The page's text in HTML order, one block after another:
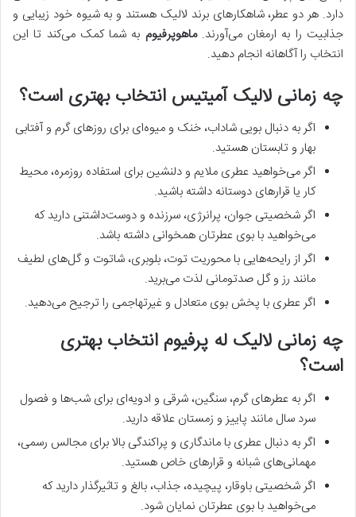
دارد. هر دو عطر، شاهکارهای برند لالیک هستند و به شیوه خود زیبایی و
جذابیت را به ارمغان می‌آورند.ماهوپرفیوم به شما کمک می‌کند تا این
انتخاب را آگاهانه انجام دهید.
چه زمانی لالیک آمیتیس انتخاب بهتری است؟
اگر به دنبال بویی شاداب، خنک و میوه‌ای برای روزهای گرم و آفتابی
بهار و تابستان هستید.
اگر می‌خواهید عطری ملایم و دلنشین برای استفاده روزمره، محیط
کار یا قرارهای دوستانه داشته باشید.
اگر شخصیتی جوان، پرانرژی، سرزنده و دوست‌داشتنی دارید که
می‌خواهید با بوی عطرتان همخوانی داشته باشد.
اگر از رایحه‌هایی با محوریت توت، بلوبری، شاتوت و گل‌های لطیف
مانند رز و گل صدتومانی لذت می‌برید.
اگر عطری با پخش بوی متعادل و غیرتهاجمی را ترجیح می‌دهید.
چه زمانی لالیک له پرفیوم انتخاب بهتری
است؟
اگر به عطرهای گرم، سنگین، شرقی و ادویه‌ای برای شب‌ها و فصول
سرد سال مانند پاییز و زمستان علاقه دارید.
اگر به دنبال عطری با ماندگاری و پراکندگی بالا برای مجالس رسمی،
مهمانی‌های شبانه و قرارهای خاص هستید.
اگر شخصیتی باوقار، پیچیده، جذاب، بالغ و تاثیرگذار دارید که
می‌خواهید با بوی عطرتان نمایان شود.